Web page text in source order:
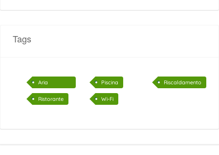
Tags
Aria
Condizionata
Piscina Riscaldamento
Ristorante Wi-Fi